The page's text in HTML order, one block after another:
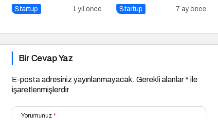
Podcast Pazarlaması
Startup 1 yıl önce
Rehberi
Startup 7 ay önce
Bir Cevap Yaz
E-posta adresiniz yayınlanmayacak. Gerekli alanlar* ile
işaretlenmişlerdir
Yorumunuz *